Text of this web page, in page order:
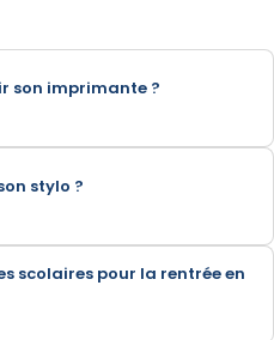
son imprimante ?
stylo ?
scolaires pour la rentrée en